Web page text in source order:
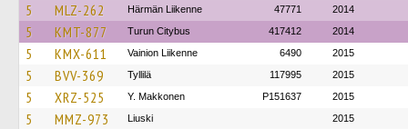
5 MLZ-262 Härmän Liikenne 47771 2014
5 KMT-877 Turun Citybus 417412 2014
5 KMX-611 Vainion Liikenne 6490 2015
5 BVV-369 Tyllilä 117995 2015
5 XRZ-525 Y. Makkonen P151637 2015
5 MMZ-973 Liuski 2015